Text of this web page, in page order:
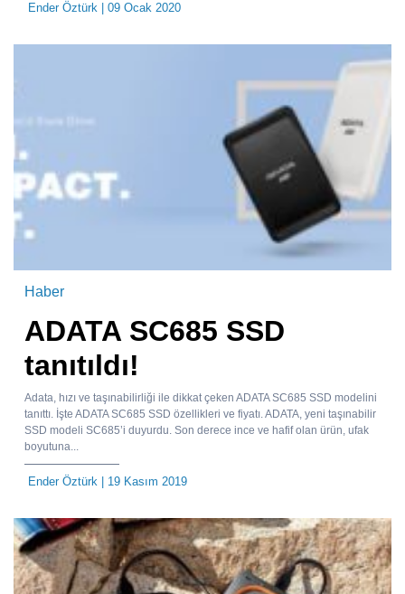
Ender Öztürk | 09 Ocak 2020
Haber
ADATA SC685 SSD
tanıtıldı!
Adata, hızı ve taşınabilirliği ile dikkat çeken ADATA SC685 SSD modelini
tanıttı. İşte ADATA SC685 SSD özellikleri ve fiyatı. ADATA, yeni taşınabilir
SSD modeli SC685’i duyurdu. Son derece ince ve hafif olan ürün, ufak
boyutuna...
Ender Öztürk | 19 Kasım 2019